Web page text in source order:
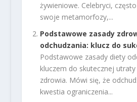
żywieniowe. Celebryci,
swoje metamorfozy,...
Podstawowe zasady
odchudzania: klucz do
Podstawowe zasady diety
kluczem do skutecznej
zdrowia. Mówi się, że
kwestia ograniczenia...